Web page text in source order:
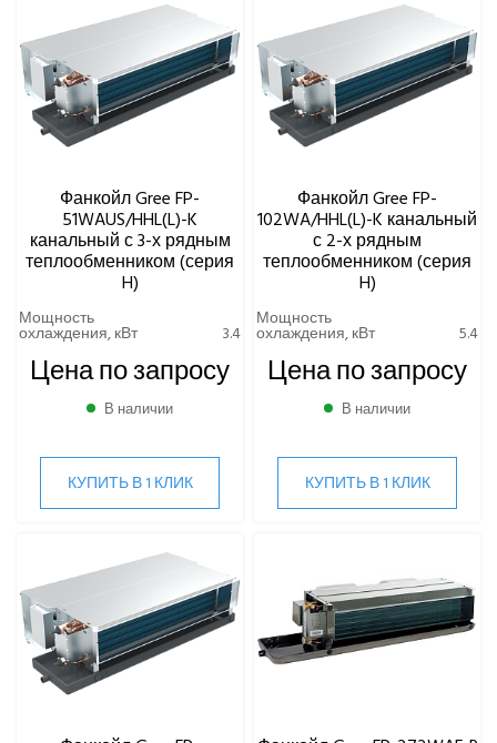
Фанкойл Gree FP-
51WAUS/HHL(L)-K
канальный с 3-х рядным
теплообменником (серия
H)
Мощность
охлаждения, кВт 3.4
Цена по запросу
В наличии
КУПИТЬ В 1 КЛИК
Фанкойл Gree FP-
102WA/HHL(L)-K канальный
с 2-х рядным
теплообменником (серия
H)
Мощность
охлаждения, кВт 5.4
Цена по запросу
В наличии
КУПИТЬ В 1 КЛИК